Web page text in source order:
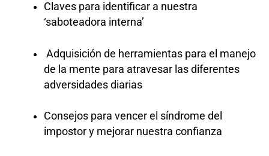
Claves para identificar a nuestra
‘saboteadora interna’
Adquisición de herramientas para el manejo
de la mente para atravesar las diferentes
adversidades diarias
Consejos para vencer el síndrome del
impostor y mejorar nuestra confianza